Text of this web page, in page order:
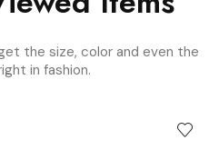
the size, color and even the
in fashion.